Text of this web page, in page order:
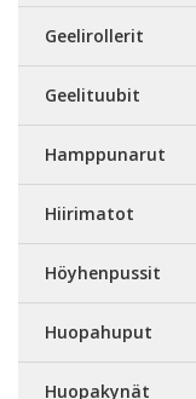
Geelirollerit
Geelituubit
Hamppunarut
Hiirimatot
Höyhenpussit
Huopahuput
Huopakynät